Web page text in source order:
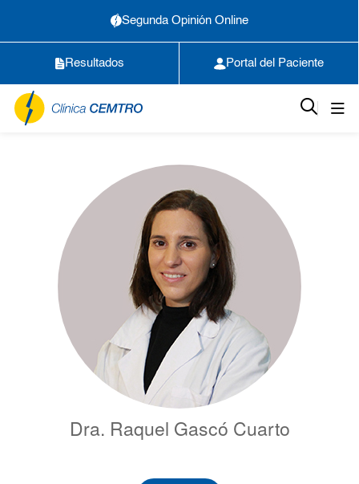
Segunda Opinión Online
Resultados Portal del Paciente
Dra. Raquel Gascó Cuarto